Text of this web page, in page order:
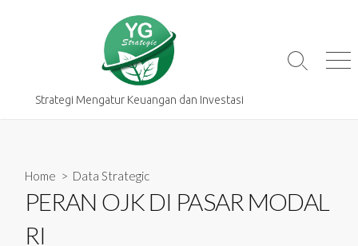
Strategi Mengatur Keuangan dan Investasi
Search
Home > Data Strategic
PERAN OJK DI PASAR MODAL
RI